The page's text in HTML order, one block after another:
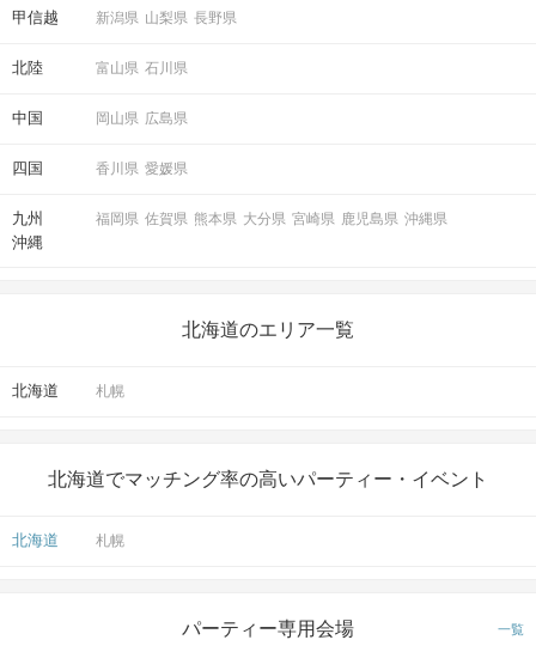
甲信越 新潟県 山梨県 長野県
北陸 富山県 石川県
中国 岡山県 広島県
四国 香川県 愛媛県
九州
沖縄
福岡県 佐賀県 熊本県 大分県 宮崎県 鹿児島県 沖縄県
北海道のエリア一覧
北海道 札幌
北海道でマッチング率の高いパーティー・イベント
北海道 札幌
パーティー専用会場 一覧